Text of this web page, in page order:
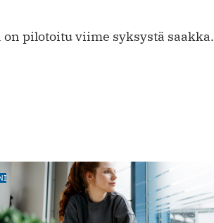
pilotoitu viime syksystä saakka.